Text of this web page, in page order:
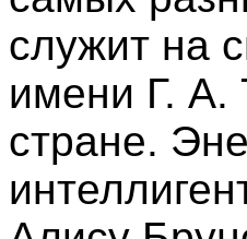
служит на
имени Г. А.
стране.